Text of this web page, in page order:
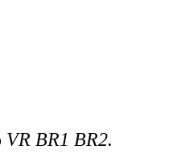
VR BR1 BR2.